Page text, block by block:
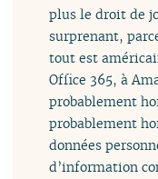
plus le droit de
surprenant,
tout est
Office 365, à
probablement
probablement
données
d’information